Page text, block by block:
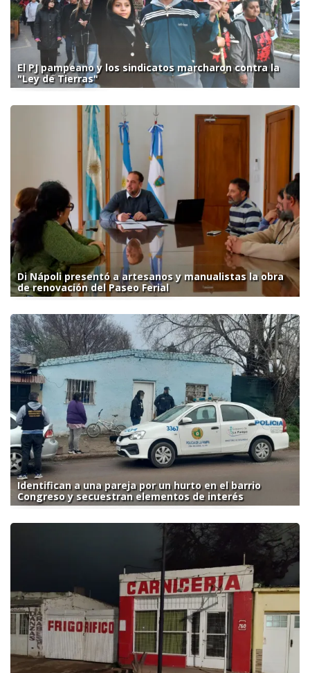
El PJ pampeano y los sindicatos marcharon contra la
"Ley de Tierras"
Di Nápoli presentó a artesanos y manualistas la obra
de renovación del Paseo Ferial
Identifican a una pareja por un hurto en el barrio
Congreso y secuestran elementos de interés